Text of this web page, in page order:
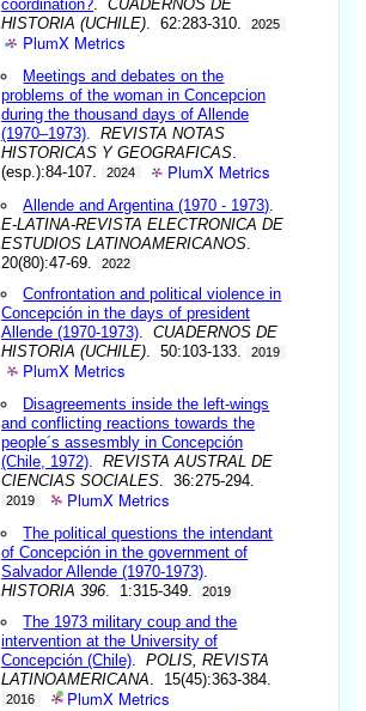
coordination? .CUADERNOS DE
HISTORIA (UCHILE) . 62:283-310. 2025
PlumX Metrics
Meetings and debates on the
problems of the woman in Concepcion
during the thousand days of Allende
(1970–1973) .REVISTA NOTAS
HISTORICAS Y GEOGRAFICAS
(esp.):84-107.
2024 PlumX Metrics
Allende and Argentina (1970 - 1973)
E-LATINA-REVISTA ELECTRONICA DE
ESTUDIOS LATINOAMERICANOS
20(80):47-69.
2022
Confrontation and political violence in
Concepción in the days of president
Allende (1970-1973) .CUADERNOS DE
HISTORIA (UCHILE) . 50:103-133. 2019
PlumX Metrics
Disagreements inside the left-wings
and conflicting reactions towards the
people´s assesmbly in Concepción
(Chile, 1972) .REVISTA AUSTRAL DE
CIENCIAS SOCIALES . 36:275-294.
2019 PlumX Metrics
The political questions the intendant
of Concepción in the government of
Salvador Allende (1970-1973)
HISTORIA 396 . 1:315-349. 2019
The 1973 military coup and the
intervention at the University of
Concepción (Chile) .POLIS, REVISTA
LATINOAMERICANA . 15(45):363-384.
2016 PlumX Metrics